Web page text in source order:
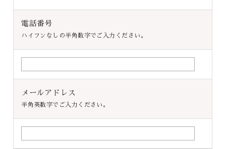
電話番号
ハイフンなしの半角数字でご入力ください。
メールアドレス
半角英数字でご入力ください。